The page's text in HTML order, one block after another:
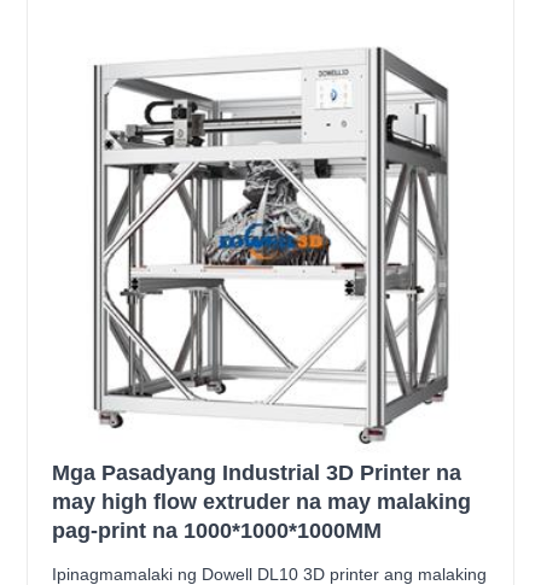
Mga Pasadyang Industrial 3D Printer na
may high flow extruder na may malaking
pag-print na 1000*1000*1000MM
Ipinagmamalaki ng Dowell DL10 3D printer ang malaking